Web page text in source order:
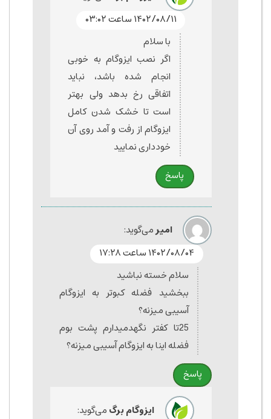
۱۴۰۲/۰۸/۱۱ ساعت ۰۳:۰۲
با سلام
اگر نصب ایزوگام به خوبی
انجام شده باشد، نباید
اتفاقی رخ بدهد ولی بهتر
است تا خشک شدن کامل
ایزوگام از رفت و آمد روی آن
خودداری نمایید
پاسخ
امیرمی‌گوید:
۱۴۰۲/۰۸/۰۴ ساعت ۱۷:۲۸
سلام خسته نباشید
ببخشید فضله کبوتر به ایزوگام
آسیبی میزنه؟
25تا کفتر نگهدمیدارم پشت بوم
فضله اینا به ایزوگام آسیبی میزنه؟
پاسخ
ایزوگام برگمی‌گوید: